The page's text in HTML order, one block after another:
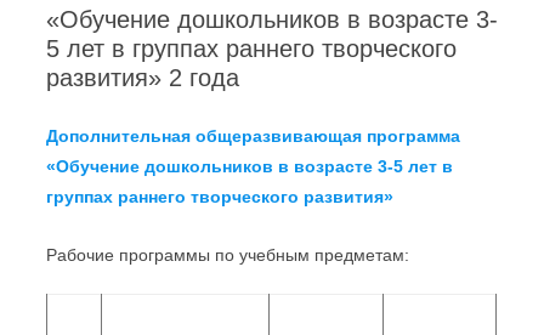
«Обучение дошкольников в возрасте 3-
5 лет в группах раннего творческого
развития» 2 года
Дополнительная общеразвивающая программа
«Обучение дошкольников в возрасте 3-5 лет в
группах раннего творческого развития»
Рабочие программы по учебным предметам: